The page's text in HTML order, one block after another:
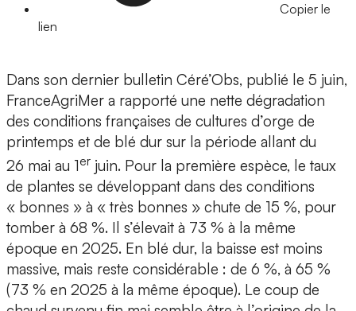
Copier le
lien
Dans son dernier bulletin Céré’Obs, publié le 5 juin,
FranceAgriMer a rapporté une nette dégradation
des conditions françaises de cultures d’orge de
printemps et de blé dur sur la période allant du
26 mai au 1er juin. Pour la première espèce, le taux
de plantes se développant dans des conditions
« bonnes » à « très bonnes » chute de 15 %, pour
tomber à 68 %. Il s’élevait à 73 % à la même
époque en 2025. En blé dur, la baisse est moins
massive, mais reste considérable : de 6 %, à 65 %
(73 % en 2025 à la même époque). Le coup de